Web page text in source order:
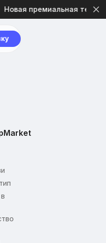
премиальная тема